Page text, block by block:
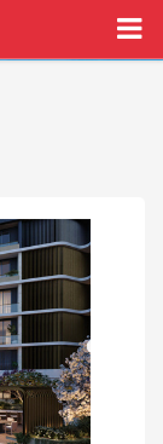
购房